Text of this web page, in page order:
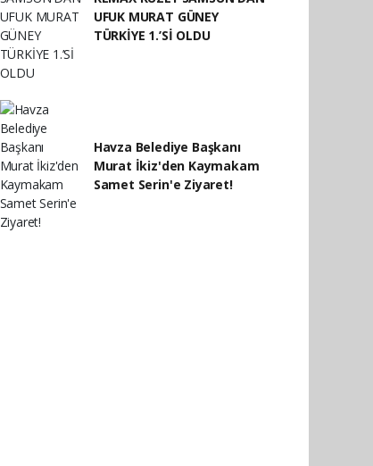
UFUK MURAT GÜNEY
TÜRKİYE 1.’Sİ OLDU
Havza Belediye Başkanı
Murat İkiz'den Kaymakam
Samet Serin'e Ziyaret!